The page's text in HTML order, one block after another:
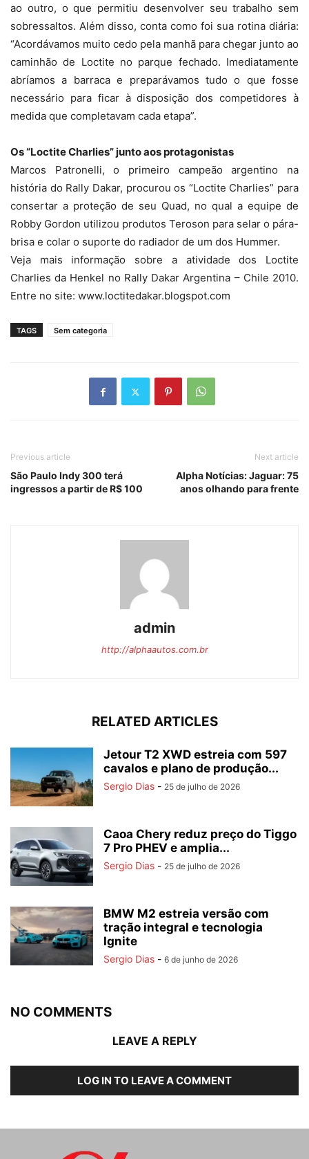
ao outro, o que permitiu desenvolver seu trabalho sem
sobressaltos. Além disso, conta como foi sua rotina diária:
“Acordávamos muito cedo pela manhã para chegar junto ao
caminhão de Loctite no parque fechado. Imediatamente
abríamos a barraca e preparávamos tudo o que fosse
necessário para ficar à disposição dos competidores à
medida que completavam cada etapa”.
Os “Loctite Charlies” junto aos protagonistas
Marcos Patronelli, o primeiro campeão argentino na
história do Rally Dakar, procurou os “Loctite Charlies” para
consertar a proteção de seu Quad, no qual a equipe de
Robby Gordon utilizou produtos Teroson para selar o pára-
brisa e colar o suporte do radiador de um dos Hummer.
Veja mais informação sobre a atividade dos Loctite
Charlies da Henkel no Rally Dakar Argentina – Chile 2010.
Entre no site: www.loctitedakar.blogspot.com
TAGS Sem categoria
Previous article
São Paulo Indy 300 terá
ingressos a partir de R$ 100
Next article
Alpha Notícias: Jaguar: 75
anos olhando para frente
admin
http://alphaautos.com.br
RELATED ARTICLES
Jetour T2 XWD estreia com 597
cavalos e plano de produção...
Sergio Dias - 25 de julho de 2026
Caoa Chery reduz preço do Tiggo
7 Pro PHEV e amplia...
Sergio Dias - 25 de julho de 2026
BMW M2 estreia versão com
tração integral e tecnologia
Ignite
Sergio Dias - 6 de junho de 2026
NO COMMENTS
LEAVE A REPLY
LOG IN TO LEAVE A COMMENT